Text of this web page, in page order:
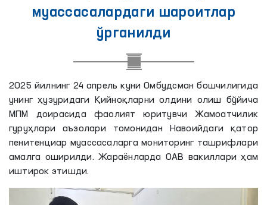
муассасалардаги шароитлар
ўрганилди
2025 йилнинг 24 апрель куни Омбудсман бошчилигида
унинг ҳузуридаги Қийноқларни олдини олиш бўйича
МПМ доирасида фаолият юритувчи Жамоатчилик
гуруҳлари аъзолари томонидан Навоийдаги қатор
пенитенциар муассасаларга мониторинг ташрифлари
амалга оширилди. Жараёнларда ОАВ вакиллари ҳам
иштирок этишди.